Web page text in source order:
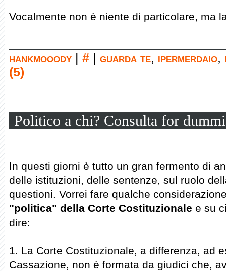
Vocalmente non è niente di particolare, ma
hankmooody # guarda te, ipermerdaio,
(5)
Politico a chi? Consulta for
In questi giorni è tutto un gran fermento di
delle istituzioni, delle sentenze, sul ruolo
questioni. Vorrei fare qualche
"politica" della Corte Costituzionale e su
dire:
1. La Corte Costituzionale, a differenza, ad
Cassazione, non è formata da giudici che,